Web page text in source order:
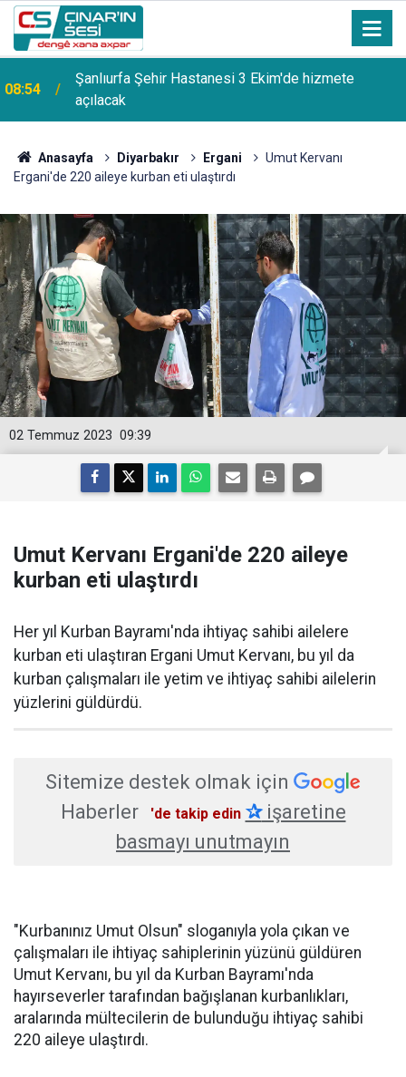
08:54
Şanlıurfa Şehir Hastanesi 3 Ekim'de hizmete
açılacak
Anasayfa Diyarbakır Ergani
Umut Kervanı
Ergani'de 220 aileye kurban eti ulaştırdı
09:39
02 Temmuz 2023
Umut Kervanı Ergani'de 220 aileye
kurban eti ulaştırdı
Her yıl Kurban Bayramı'nda ihtiyaç sahibi ailelere
kurban eti ulaştıran Ergani Umut Kervanı, bu yıl da
kurban çalışmaları ile yetim ve ihtiyaç sahibi ailelerin
yüzlerini güldürdü.
Sitemize destek olmak için
Haberler
'de takip edin ✰işaretine
basmayı unutmayın
"Kurbanınız Umut Olsun" sloganıyla yola çıkan ve
çalışmaları ile ihtiyaç sahiplerinin yüzünü güldüren
Umut Kervanı, bu yıl da Kurban Bayramı'nda
hayırseverler tarafından bağışlanan kurbanlıkları,
aralarında mültecilerin de bulunduğu ihtiyaç sahibi
220 aileye ulaştırdı.